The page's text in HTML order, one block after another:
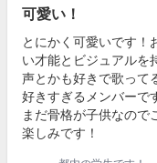
可愛い！
とにかく可愛いです！
い才能とビジュアルを
声とかも好きで歌って
好きすぎるメンバーで
まだ骨格が子供なので
楽しみです！